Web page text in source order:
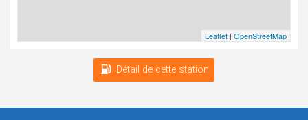
Leaflet | OpenStreetMap
Détail de cette station